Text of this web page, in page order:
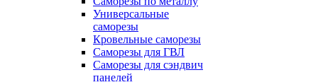
Универсальные
саморезы
Кровельные саморезы
Саморезы для ГВЛ
Саморезы для сэндвич
панелей